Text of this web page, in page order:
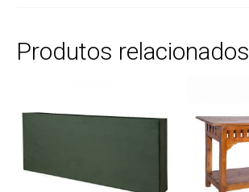
Produtos relacionados